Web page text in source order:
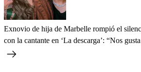
Exnovio de hija de Marbelle rompió el
con la cantante en ‘La descarga’: “Nos